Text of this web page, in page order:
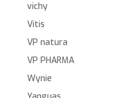
vichy
Vitis
VP natura
VP PHARMA
Wynie